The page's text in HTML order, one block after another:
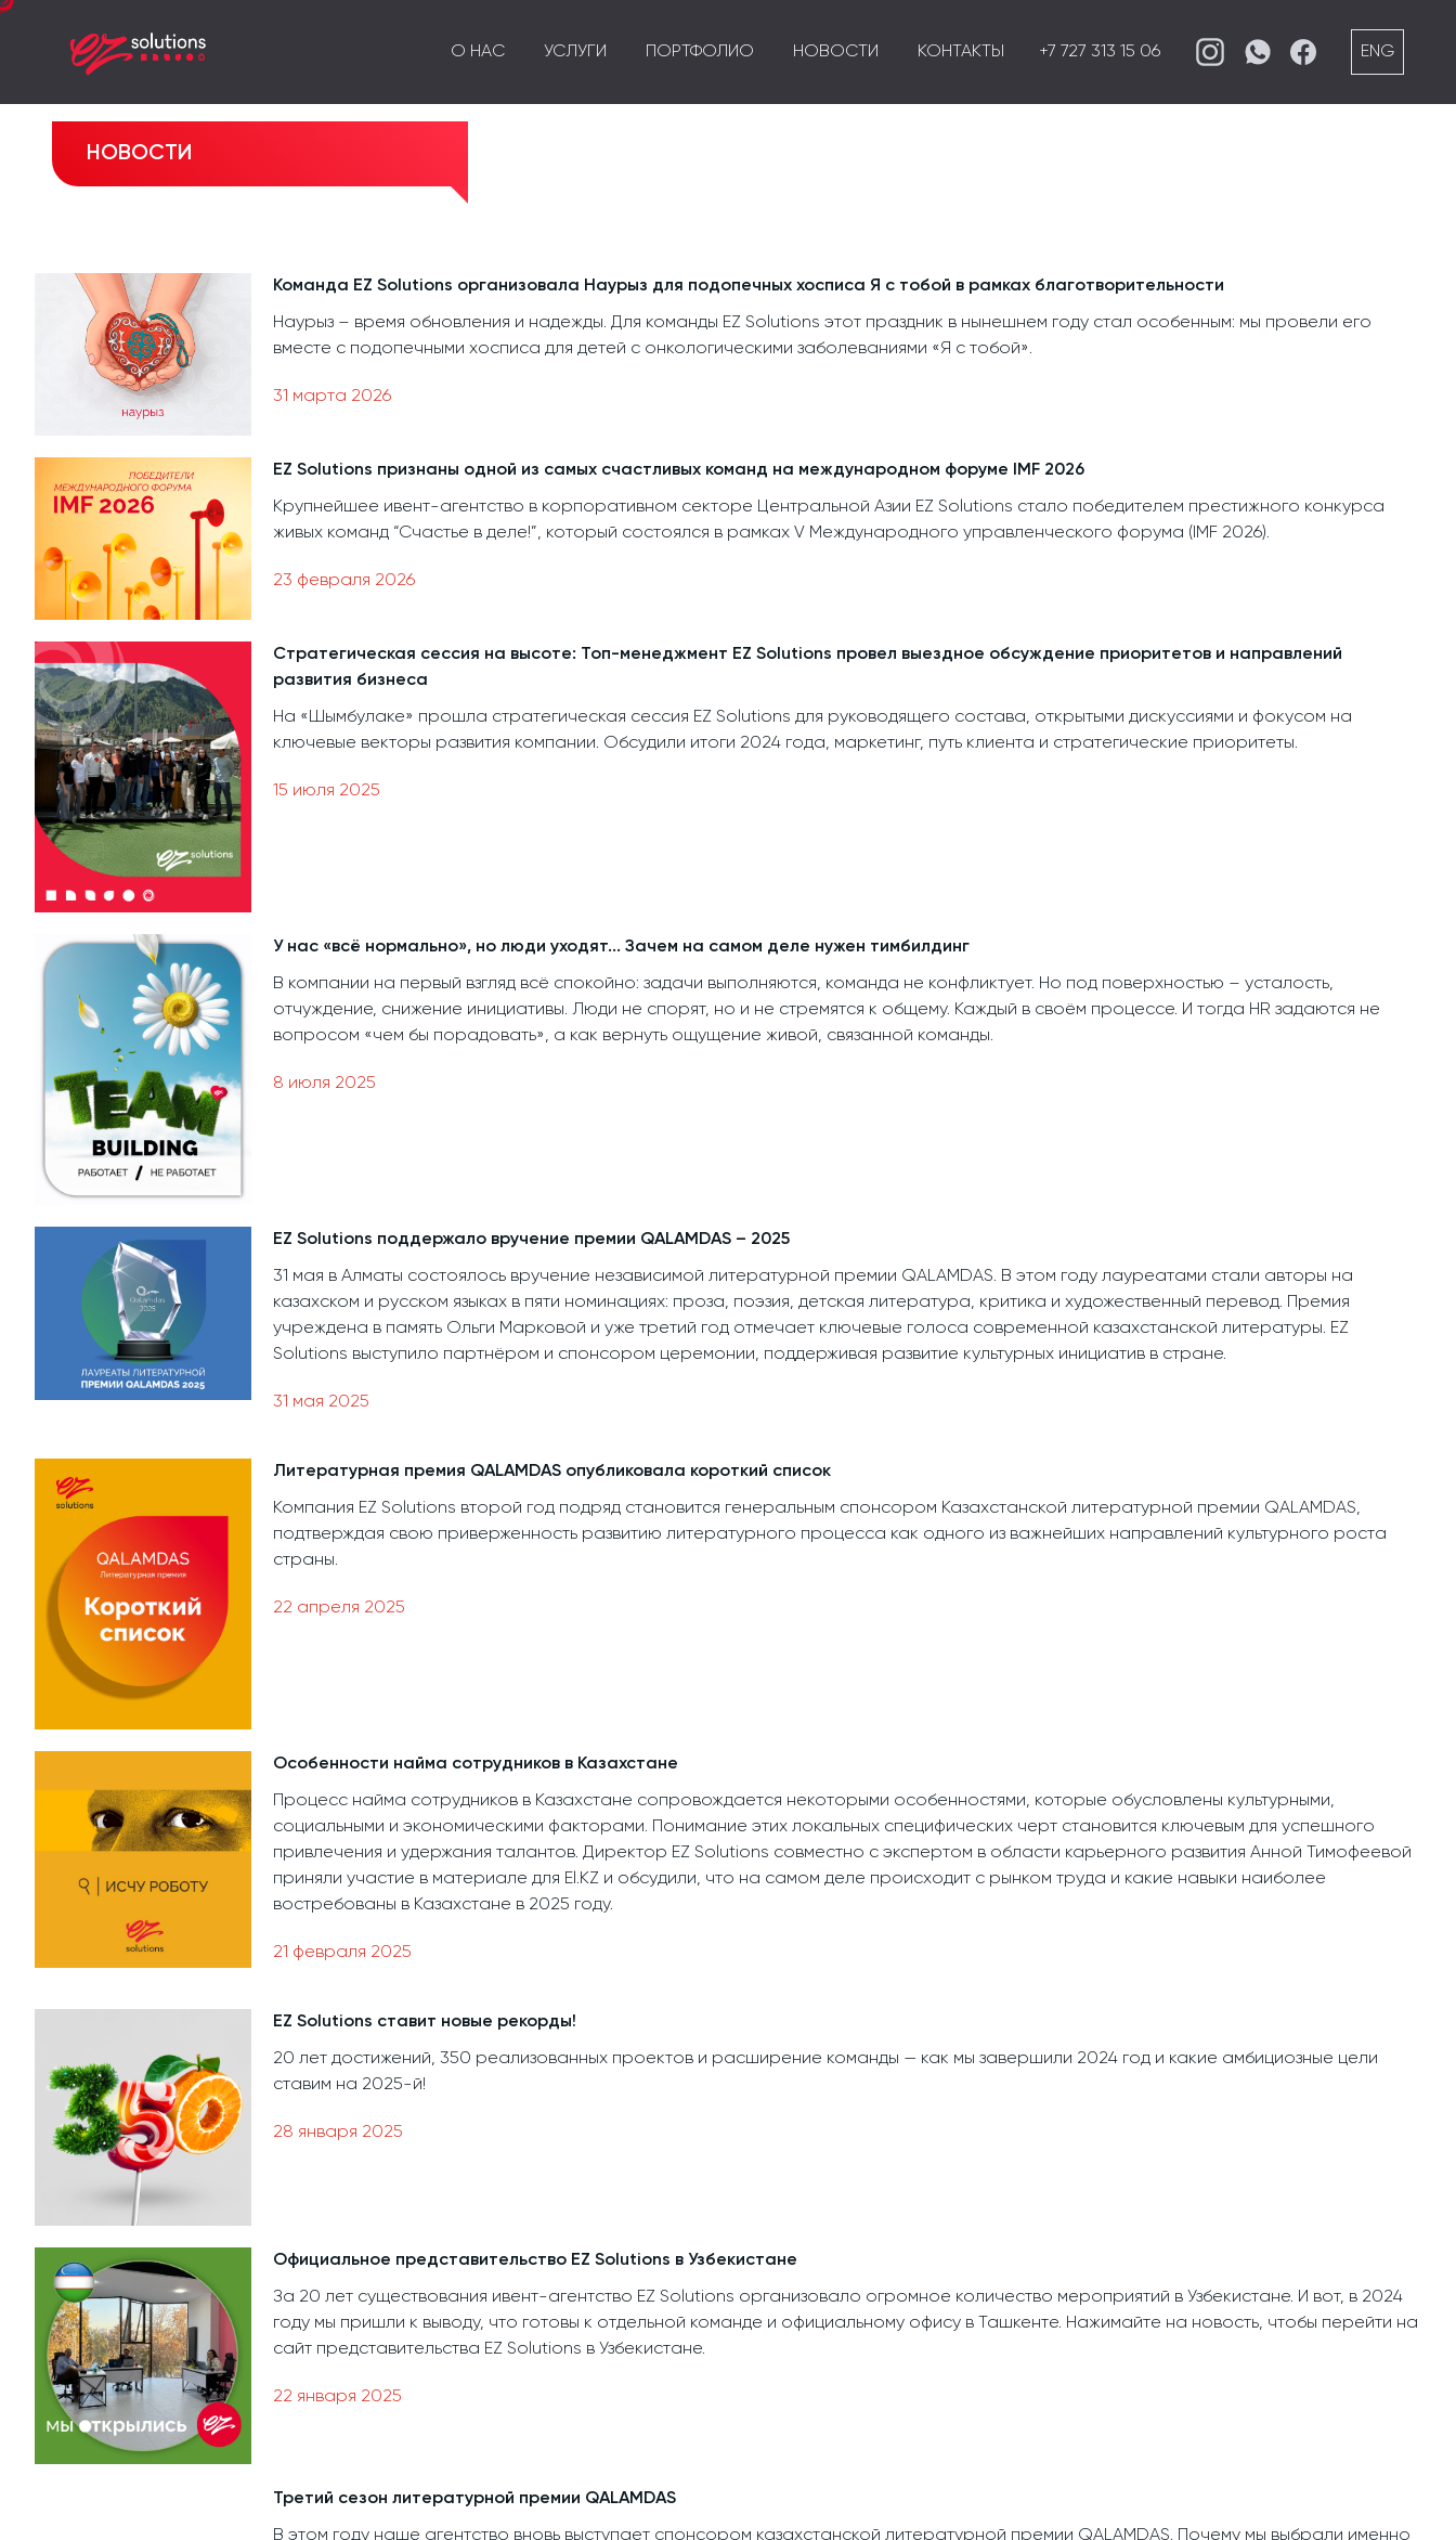
О НАС УСЛУГИ ПОРТФОЛИО НОВОСТИ КОНТАКТЫ +7 727 313 15 06 ENG
НОВОСТИ
Команда EZ Solutions организовала Наурыз для подопечных хосписа Я с тобой в рамках благотворительности
Наурыз – время обновления и надежды. Для команды EZ Solutions этот праздник в нынешнем году стал особенным: мы провели его
вместе с подопечными хосписа для детей с онкологическими заболеваниями «Я с тобой».
31 марта 2026
EZ Solutions признаны одной из самых счастливых команд на международном форуме IMF 2026
Крупнейшее ивент-агентство в корпоративном секторе Центральной Азии EZ Solutions стало победителем престижного конкурса
живых команд “Счастье в деле!”, который состоялся в рамках V Международного управленческого форума (IMF 2026).
23 февраля 2026
Стратегическая сессия на высоте: Топ-менеджмент EZ Solutions провел выездное обсуждение приоритетов и направлений
развития бизнеса
На «Шымбулаке» прошла стратегическая сессия EZ Solutions для руководящего состава, открытыми дискуссиями и фокусом на
ключевые векторы развития компании. Обсудили итоги 2024 года, маркетинг, путь клиента и стратегические приоритеты.
15 июля 2025
У нас «всё нормально», но люди уходят... Зачем на самом деле нужен тимбилдинг
В компании на первый взгляд всё спокойно: задачи выполняются, команда не конфликтует. Но под поверхностью – усталость,
отчуждение, снижение инициативы. Люди не спорят, но и не стремятся к общему. Каждый в своём процессе. И тогда HR задаются не
вопросом «чем бы порадовать», а как вернуть ощущение живой, связанной команды.
8 июля 2025
EZ Solutions поддержало вручение премии QALAMDAS – 2025
31 мая в Алматы состоялось вручение независимой литературной премии QALAMDAS. В этом году лауреатами стали авторы на
казахском и русском языках в пяти номинациях: проза, поэзия, детская литература, критика и художественный перевод. Премия
учреждена в память Ольги Марковой и уже третий год отмечает ключевые голоса современной казахстанской литературы. EZ
Solutions выступило партнёром и спонсором церемонии, поддерживая развитие культурных инициатив в стране.
31 мая 2025
Литературная премия QALAMDAS опубликовала короткий список
Компания EZ Solutions второй год подряд становится генеральным спонсором Казахстанской литературной премии QALAMDAS,
подтверждая свою приверженность развитию литературного процесса как одного из важнейших направлений культурного роста
страны.
22 апреля 2025
Особенности найма сотрудников в Казахстане
Процесс найма сотрудников в Казахстане сопровождается некоторыми особенностями, которые обусловлены культурными,
социальными и экономическими факторами. Понимание этих локальных специфических черт становится ключевым для успешного
привлечения и удержания талантов. Директор EZ Solutions совместно с экспертом в области карьерного развития Анной Тимофеевой
приняли участие в материале для El.KZ и обсудили, что на самом деле происходит с рынком труда и какие навыки наиболее
востребованы в Казахстане в 2025 году.
21 февраля 2025
EZ Solutions ставит новые рекорды!
20 лет достижений, 350 реализованных проектов и расширение команды — как мы завершили 2024 год и какие амбициозные цели
ставим на 2025-й!
28 января 2025
Официальное представительство EZ Solutions в Узбекистане
За 20 лет существования ивент-агентство EZ Solutions организовало огромное количество мероприятий в Узбекистане. И вот, в 2024
году мы пришли к выводу, что готовы к отдельной команде и официальному офису в Ташкенте. Нажимайте на новость, чтобы перейти на
сайт представительства EZ Solutions в Узбекистане.
22 января 2025
Третий сезон литературной премии QALAMDAS
В этом году наше агентство вновь выступает спонсором казахстанской литературной премии QALAMDAS. Почему мы выбрали именно